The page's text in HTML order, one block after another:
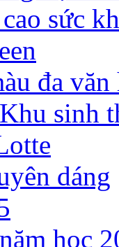
sức
đa văn
sinh
dáng
học